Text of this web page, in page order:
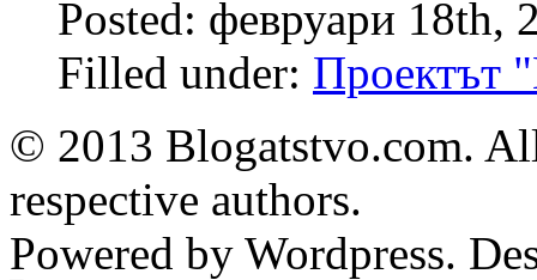
Posted: февруари 18th,
Filled under: Проектът
© 2013 Blogatstvo.com.
respective authors.
Powered by Wordpress.